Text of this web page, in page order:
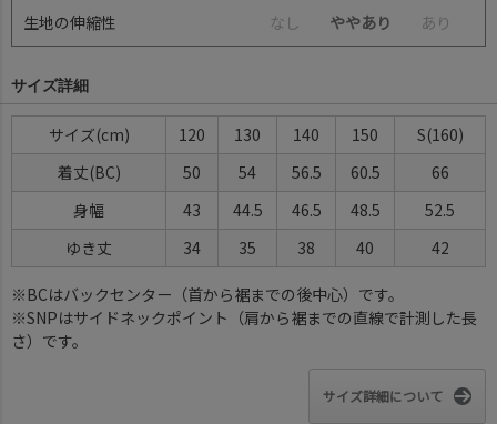
生地の伸縮性 な し ややあり あ り
サイズ詳細
サイズ(cm) 120 130 140 150
S(160)
着丈(BC)
50 54 56.5 60.5
66
身幅
43 44.5 46.5 48.5
52.5
ゆき丈
34 35 38 40 42
※BCはバックセンター（首から裾までの後中心）です。
※SNPはサイドネックポイント（肩から裾までの直線で計測した長
さ）です。
サイズ詳細について